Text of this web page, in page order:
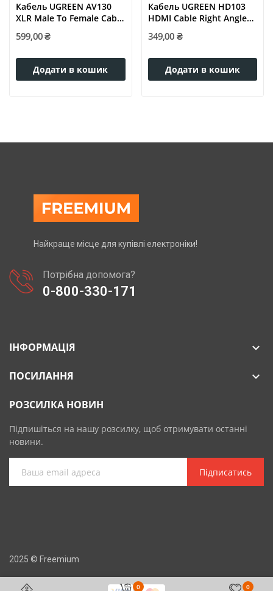
0 0
Кабель UGREEN AV130
XLR Male To Female Cable
599,00 ₴
Додати в кошик
Кабель UGREEN HD103
HDMI Cable Right Angle
349,00 ₴
Додати в кошик
Найкраще місце для купівлі електроніки!
Потрібна допомога?
0-800-330-171
ІНФОРМАЦІЯ 
ПОСИЛАННЯ 
РОЗСИЛКА НОВИН
Підпишіться на нашу розсилку, щоб отримувати останні
новини.
Підписатись
2025 © Freemium